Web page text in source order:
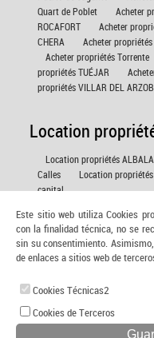
Este sitio web utiliza Cookies
con la finalidad técnica, no se
sin su consentimiento.
de enlaces a sitios web de
Cookies Técnicas2
Cookies de Terceros
Quart de Poblet
Acheter
ROCAFORT
Acheter
CHERA
Acheter propriétés
Acheter propriétés Torrente
propriétés TUÉJAR
propriétés VILLAR DEL
Location
Location propriétés
Calles
Location
capital
Maisons
Maisons vacances
© 2026